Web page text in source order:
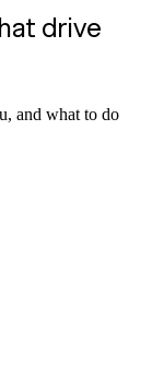
drive
and what to do